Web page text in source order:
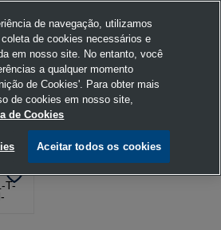
Volkswagen 6 anos
Ordenar por
de navegação, utilizamos
de cookies necessários e
em nosso site. No entanto, você
a qualquer momento
de Cookies'. Para obter mais
de cookies em nosso site,
de Cookies
Aceitar todos os cookies